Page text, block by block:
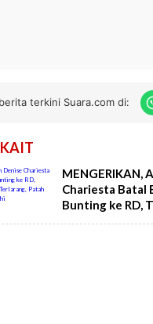
terkini Suara.com di:
MENGERIKAN,
Chariesta Batal
Bunting ke RD,
Lakukan Hal